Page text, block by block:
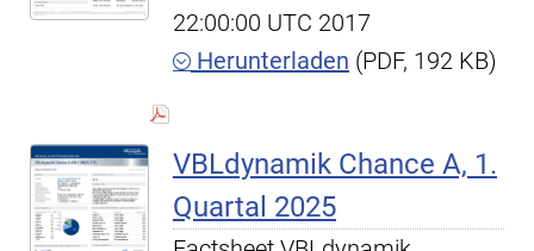
22:00:00 UTC 2017
Herunterladen (PDF, 192 KB)
VBLdynamik Chance A, 1.
Quartal 2025